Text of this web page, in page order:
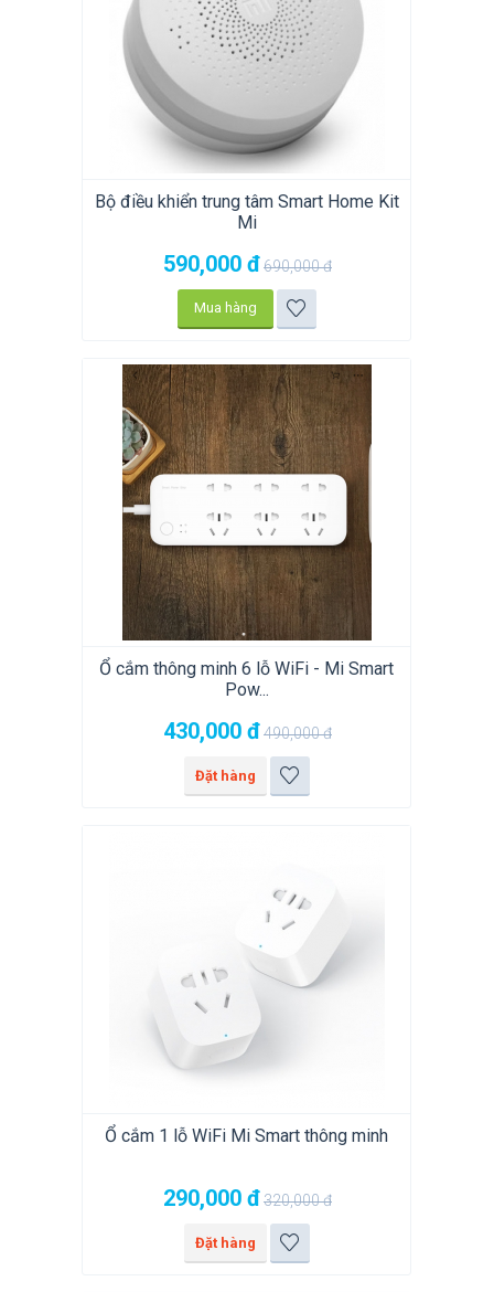
Bộ điều khiển trung tâm Smart Home Kit
Mi
590,000 đ690,000đ
Mua hàng
Ổ cắm thông minh 6 lỗ WiFi - Mi Smart
Pow...
430,000 đ490,000đ
Đặt hàng
Ổ cắm 1 lỗ WiFi Mi Smart thông minh
290,000 đ320,000đ
Đặt hàng